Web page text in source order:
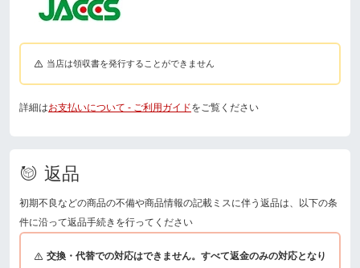
当店は領収書を発行することができません
詳細はお支払いについて - ご利用ガイドをご覧ください
返品
初期不良などの商品の不備や商品情報の記載ミスに伴う返品は、以下の条
件に沿って返品手続きを行ってください
交換・代替での対応はできません。すべて返金のみの対応となり